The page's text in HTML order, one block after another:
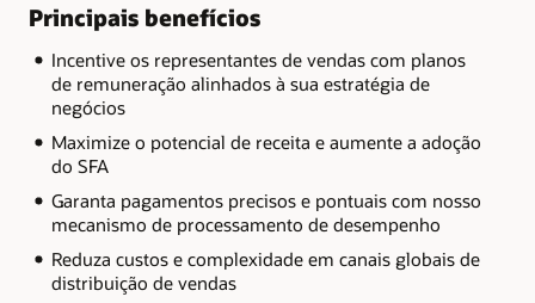
Principais benefícios
Incentive os representantes de vendas com planos
de remuneração alinhados à sua estratégia de
negócios
Maximize o potencial de receita e aumente a adoção
do SFA
Garanta pagamentos precisos e pontuais com nosso
mecanismo de processamento de desempenho
Reduza custos e complexidade em canais globais de
distribuição de vendas